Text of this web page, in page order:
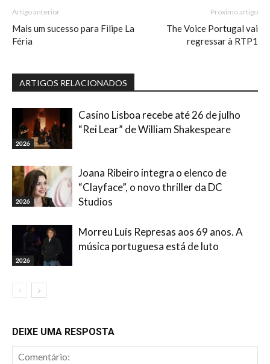
Artigo anterior
Mais um sucesso para Filipe La
Féria
Próximo artigo
The Voice Portugal vai
regressar à RTP1
ARTIGOS RELACIONADOS
2026
Casino Lisboa recebe até 26 de julho
“Rei Lear” de William Shakespeare
2026
Joana Ribeiro integra o elenco de
“Clayface”, o novo thriller da DC
Studios
2026
Morreu Luís Represas aos 69 anos. A
música portuguesa está de luto
DEIXE UMA RESPOSTA